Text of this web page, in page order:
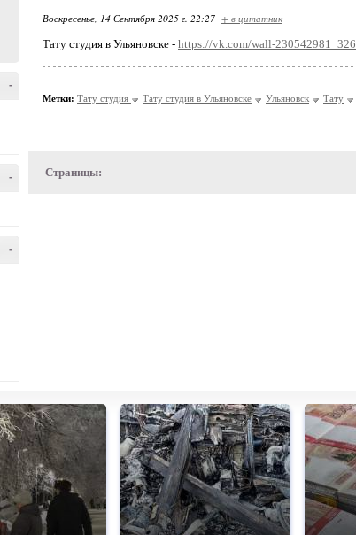
-
-
-
Воскресенье, 14 Сентября 2025 г. 22:27 + в цитатник
Тату студия в Ульяновске - https://vk.com/wall-230542981_326
Метки: Тату студия Тату студия в Ульяновске Ульяновск Тату
Страницы: